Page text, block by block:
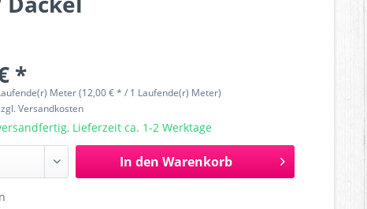
*
Meter (12,00 € * / 1 Laufende(r) Meter)
Versandkosten
Lieferzeit ca. 1-2 Werktage
In den Warenkorb